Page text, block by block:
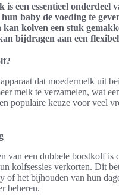
is een essentieel
baby de voeding te
kolven een stuk
bijdragen aan een
dat moedermelk uit
melk te verzamelen, wat
populaire keuze voor veel
van een dubbele borstkolf
kolfsessies verkorten. Dit
of het bijhouden van hun
beheren.